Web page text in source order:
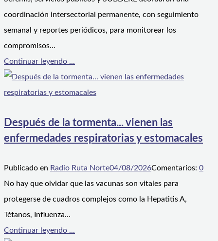
coordinación intersectorial permanente, con seguimiento
semanal y reportes periódicos, para monitorear los
compromisos…
Continuar leyendo ...
Después de la tormenta... vienen las
enfermedades respiratorias y estomacales
Publicado en Radio Ruta Norte04/08/2026Comentarios: 0
No hay que olvidar que las vacunas son vitales para
protegerse de cuadros complejos como la Hepatitis A,
Tétanos, Influenza…
Continuar leyendo ...